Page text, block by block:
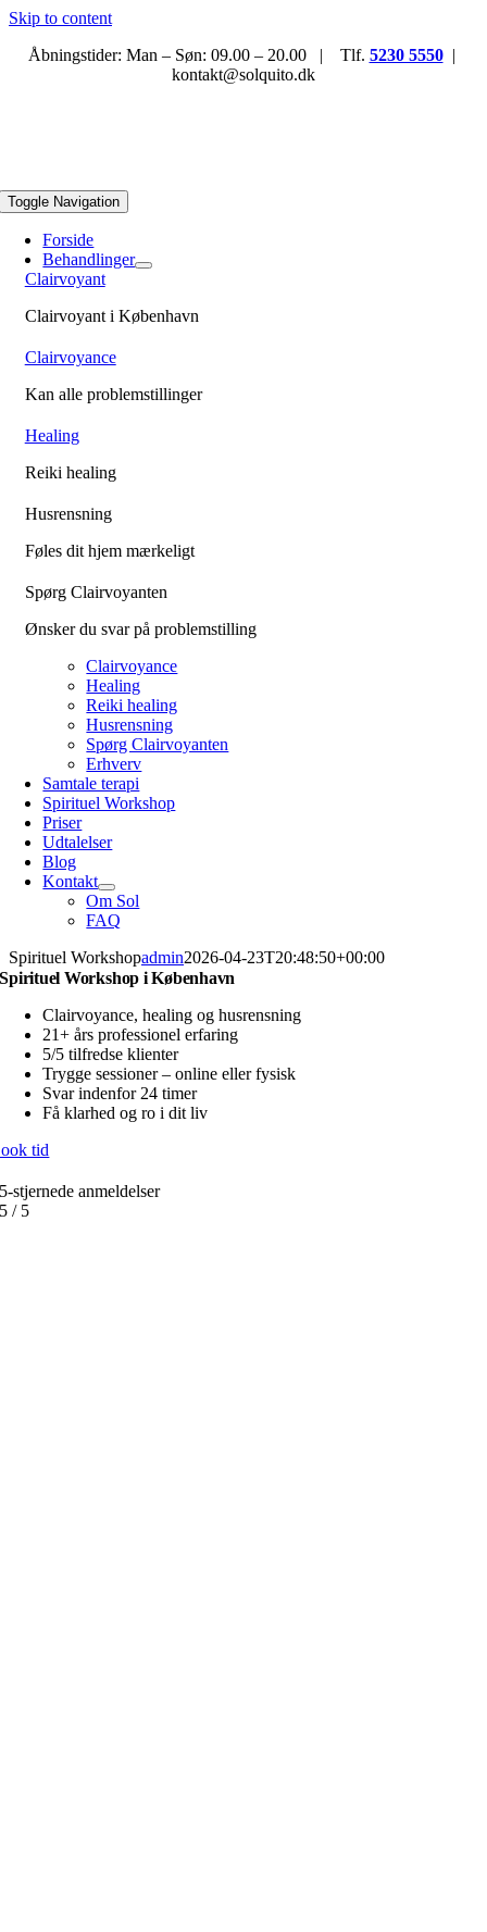
Skip to content
Åbningstider: Man – Søn: 09.00 – 20.00 | Tlf. 5230 5550|
kontakt@solquito.dk
Toggle Navigation
Forside
Behandlinger
Clairvoyant
Clairvoyant i København
Clairvoyance
Kan alle problemstillinger
Healing
Reiki healing
Husrensning
Føles dit hjem mærkeligt
Spørg Clairvoyanten
Ønsker du svar på problemstilling
Clairvoyance
Healing
Reiki healing
Husrensning
Spørg Clairvoyanten
Erhverv
Samtale terapi
Spirituel Workshop
Priser
Udtalelser
Blog
Kontakt
Om Sol
FAQ
Spirituel Workshopadmin2026-04-23T20:48:50+00:00
Spirituel Workshop i København
Clairvoyance, healing og husrensning
21+ års professionel erfaring
5/5 tilfredse klienter
Trygge sessioner – online eller fysisk
Svar indenfor 24 timer
Få klarhed og ro i dit liv
tid
5-stjernede anmeldelser
5 / 5